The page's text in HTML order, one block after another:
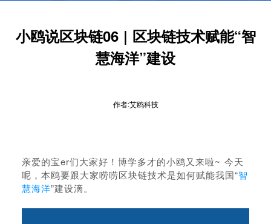
小鸥说区块链06 | 区块链技术赋能“智
慧海洋”建设
作者:艾鸥科技
亲爱的宝er们大家好！博学多才的小鸥又来啦~ 今天
呢，本鸥要跟大家唠唠区块链技术是如何赋能我国“智
慧海洋”建设滴。